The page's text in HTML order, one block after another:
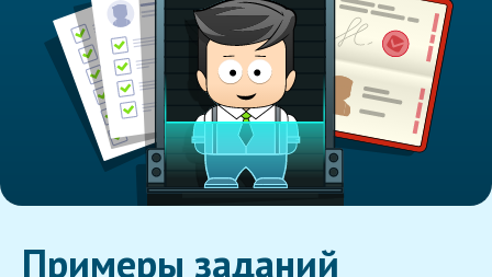
Примеры заданий